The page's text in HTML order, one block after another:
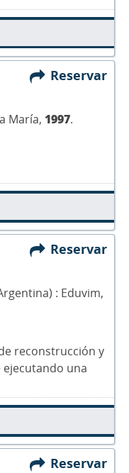
Reservar
María, 1997.
Reservar
: Eduvim,
reconstrucción y
una
Reservar